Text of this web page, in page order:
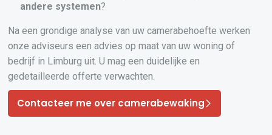
andere systemen?
Na een grondige analyse van uw camerabehoefte werken
onze adviseurs een advies op maat van uw woning of
bedrijf in Limburg uit. U mag een duidelijke en
gedetailleerde offerte verwachten.
Contacteer me over camerabewaking